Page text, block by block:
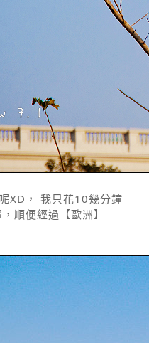
XD， 我只花10幾分鐘
順便經過【歐洲】